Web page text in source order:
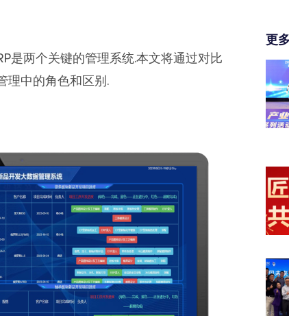
是两个关键的管理系统.本文将通过对比
理中的角色和区别.
更